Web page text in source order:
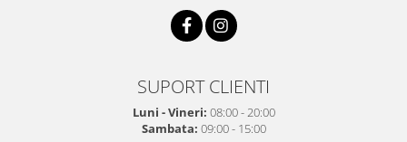
SUPORT CLIENTI
Luni - Vineri: 08:00 - 20:00
Sambata: 09:00 - 15:00